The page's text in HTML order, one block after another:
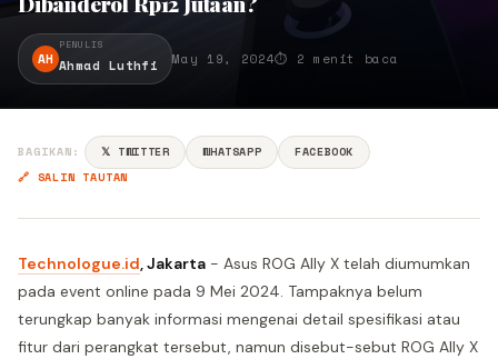
AH
PENULIS
Ahmad Luthfi May 19, 2024⏱ 2 menit baca
BAGIKAN: 𝕏 TWITTER WHATSAPP
FACEBOOK
🔗 SALIN TAUTAN
Technologue.id, Jakarta - Asus ROG Ally X telah diumumkan
pada event online pada 9 Mei 2024. Tampaknya belum
terungkap banyak informasi mengenai detail spesifikasi atau
fitur dari perangkat tersebut, namun disebut-sebut ROG Ally X